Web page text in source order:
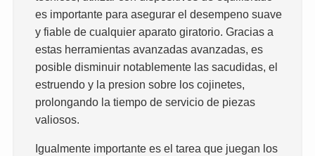
es importante para asegurar el desempeno suave
y fiable de cualquier aparato giratorio. Gracias a
estas herramientas avanzadas avanzadas, es
posible disminuir notablemente las sacudidas, el
estruendo y la presion sobre los cojinetes,
prolongando la tiempo de servicio de piezas
valiosos.
Igualmente importante es el tarea que juegan los